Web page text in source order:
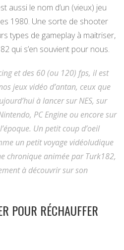
aussi le nom d’un (vieux) jeu
1980. Une sorte de shooter
types de gameplay à maitriser,
qui s’en souvient pour nous.
et des 60 (ou 120) fps, il est
jeux vidéo d’antan, ceux que
à lancer sur NES, sur
PC Engine ou encore sur
Un petit coup d’oeil
un petit voyage vidéoludique
chronique animée par Turk182,
à découvrir sur son
POUR RÉCHAUFFER